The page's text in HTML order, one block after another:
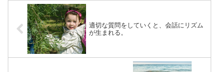
適切な質問をしていくと、会話にリズム
が生まれる。